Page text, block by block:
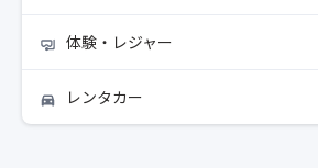
体験・レジャー
レンタカー